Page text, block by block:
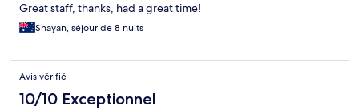
Great staff, thanks, had a great time!
Shayan, séjour de 8 nuits
Avis vérifié
10/10 Exceptionnel